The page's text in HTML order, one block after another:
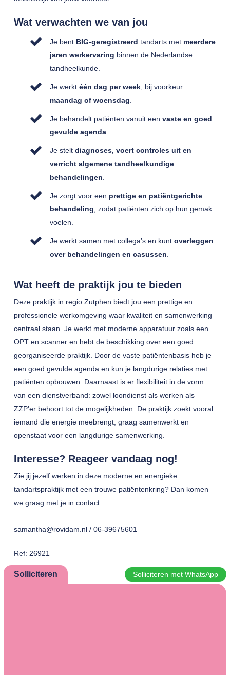
Wat verwachten we van jou
Je bent BIG-geregistreerd tandarts met meerdere
jaren werkervaring binnen de Nederlandse
tandheelkunde.
Je werkt één dag per week, bij voorkeur
maandag of woensdag
Je behandelt patiënten vanuit een vaste en goed
gevulde agenda.
Je stelt diagnoses, voert controles uit en
verricht algemene tandheelkundige
behandelingen
Je zorgt voor een prettige en patiëntgerichte
behandeling , zodat patiënten zich op hun gemak
voelen.
Je werkt samen met collega’s en kunt overleggen
over behandelingen en casussen
Wat heeft de praktijk jou te bieden
Deze praktijk in regio Zutphen biedt jou een prettige en
professionele werkomgeving waar kwaliteit en samenwerking
centraal staan. Je werkt met moderne apparatuur zoals een
OPT en scanner en hebt de beschikking over een goed
georganiseerde praktijk. Door de vaste patiëntenbasis heb je
een goed gevulde agenda en kun je langdurige relaties met
patiënten opbouwen. Daarnaast is er flexibiliteit in de vorm
van een dienstverband: zowel loondienst als werken als
ZZP’er behoort tot de mogelijkheden. De praktijk zoekt vooral
iemand die energie meebrengt, graag samenwerkt en
openstaat voor een langdurige samenwerking.
Interesse? Reageer vandaag nog!
Zie jij jezelf werken in deze moderne en energieke
tandartspraktijk met een trouwe patiëntenkring? Dan komen
we graag met je in contact.
samantha@rovidam.nl / 06-39675601
Ref: 26921
Solliciteren Solliciteren met WhatsApp